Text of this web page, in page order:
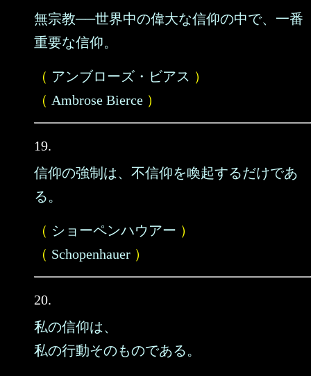
無宗教──世界中の偉大な信仰の中で、一番
重要な信仰。
（ アンブローズ・ビアス ）
（ Ambrose Bierce ）
19.
信仰の強制は、不信仰を喚起するだけであ
る。
（ ショーペンハウアー ）
（ Schopenhauer ）
20.
私の信仰は、
私の行動そのものである。